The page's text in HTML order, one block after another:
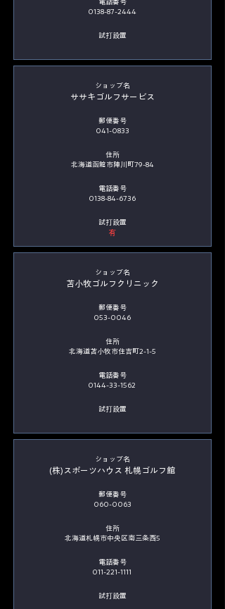
電話番号
0138-87-2444
​試打設置
​ショップ名
ササキゴルフサービス
郵便番号
041-0833
住所
北海道函館市陣川町79-84
電話番号
0138-84-6736
​試打設置
有
​ショップ名
苫小牧ゴルフクリニック
郵便番号
053-0046
住所
北海道苫小牧市住吉町2-1-5
電話番号
0144-33-1562
​試打設置
​ショップ名
(株)スポーツハウス 札幌ゴルフ館
郵便番号
060-0063
住所
北海道札幌市中央区南三条西5
電話番号
011-221-1111
​試打設置